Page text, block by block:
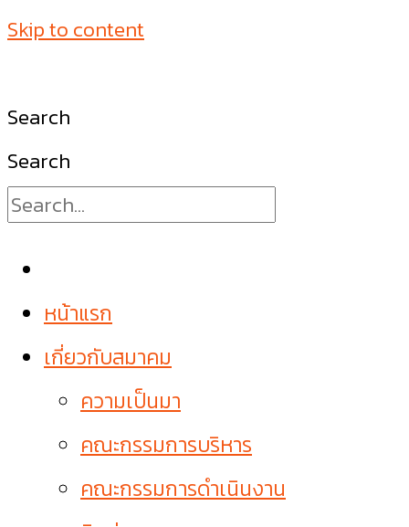
Skip to content
Search
Search
หน้าแรก
เกี่ยวกับสมาคม
ความเป็นมา
คณะกรรมการบริหาร
คณะกรรมการดำเนินงาน